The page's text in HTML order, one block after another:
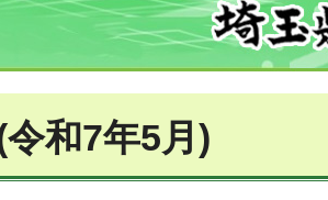
和7年5月)